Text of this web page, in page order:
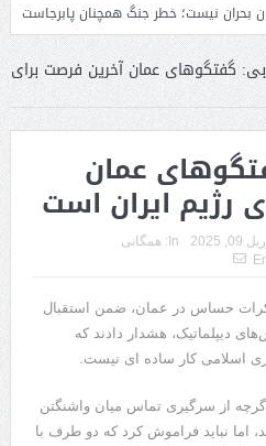
نیست؛ خطر جنگ همچنان پابرجاست
گفتگوهای عمان آخرین فرصت برای
عمان
رژیم ایران است
09, 2025
In: همگانی
حساس در عمان، ضمن استقبال
دیپلماتیک، هشدار دادند که
اسلامی کار ساده ای نیست.
گرچه از سرگیری تماس میان واشنگتن
اما نباید فراموش کرد که دو طرف با